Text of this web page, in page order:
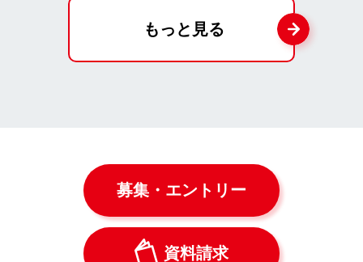
もっと見る
募集・エントリー
資料請求